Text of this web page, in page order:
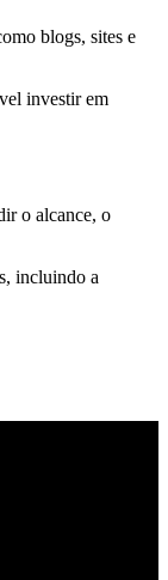
blogs, sites e
investir em
o alcance, o
incluindo a